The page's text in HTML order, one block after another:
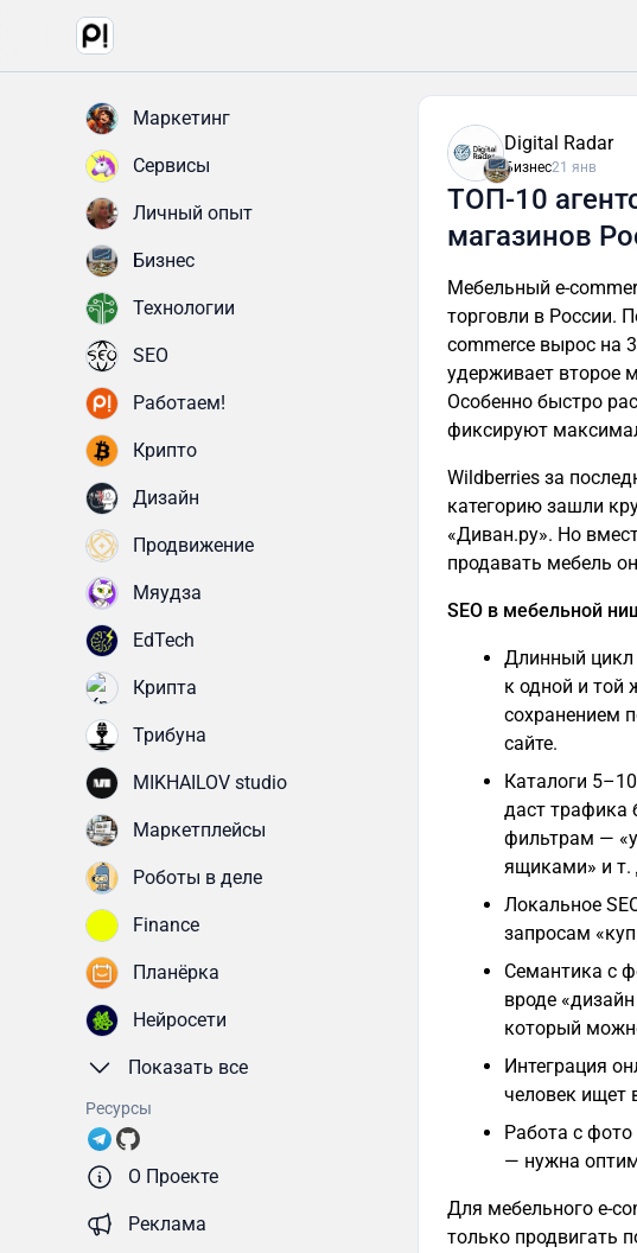
Маркетинг
Сервисы
Личный опыт
Бизнес
Технологии
SEO
Работаем!
Крипто
Дизайн
Продвижение
Мяудза
EdTech
Крипта
Трибуна
MIKHAILOV studio
Маркетплейсы
Роботы в деле
Finance
Планёрка
Нейросети
Показать все
Ресурсы
О Проекте
Реклама
Digital Radar
Бизнес21 янв
ТОП-10
магазинов
Мебельный e-
торговли в России.
commerce вырос на
удерживает второе
Особенно быстро
фиксируют
Wildberries за
категорию зашли
«Диван.ру». Но
продавать мебель
SEO в мебельной
Длинный цикл
к одной и той
сохранением
сайте.
Каталоги
даст трафика
фильтрам —
ящиками» и т.
Локальное
запросам
Семантика с
вроде
который
Интеграция
человек ищет
Работа с
— нужна
Для мебельного e-
только продвигать